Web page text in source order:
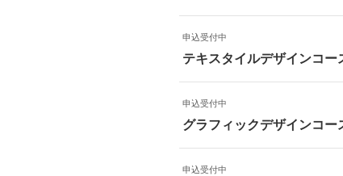
申込受付中
テキスタイルデザインコ
申込受付中
グラフィックデザインコ
申込受付中